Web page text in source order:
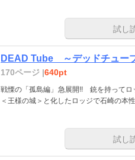
試し
DEAD Tube ～デッドチュー
170ページ |640pt
戦慄の「孤島編」急展開!! 銃を持ってロ
＜王様の城＞と化したロッジで石崎の本性
試し